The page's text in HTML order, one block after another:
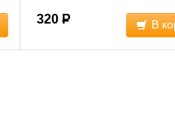
320 Р В